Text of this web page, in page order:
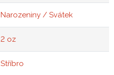
Narozeniny / Svátek
2 oz
Stříbro